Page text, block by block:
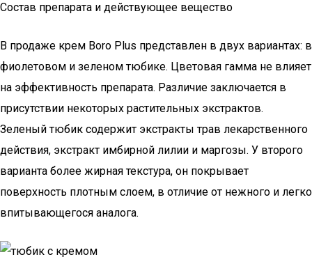
Состав препарата и действующее вещество
В продаже крем Boro Plus представлен в двух вариантах: в
фиолетовом и зеленом тюбике. Цветовая гамма не влияет
на эффективность препарата. Различие заключается в
присутствии некоторых растительных экстрактов.
Зеленый тюбик содержит экстракты трав лекарственного
действия, экстракт имбирной лилии и маргозы. У второго
варианта более жирная текстура, он покрывает
поверхность плотным слоем, в отличие от нежного и легко
впитывающегося аналога.